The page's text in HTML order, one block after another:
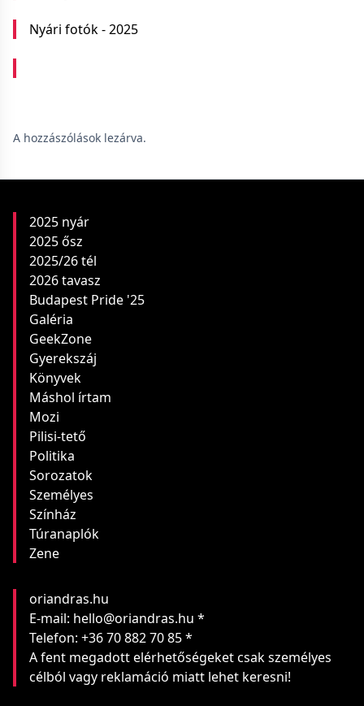
Nyári fotók - 2025
A hozzászólások lezárva.
2025 nyár
2025 ősz
2025/26 tél
2026 tavasz
Budapest Pride '25
Galéria
GeekZone
Gyerekszáj
Könyvek
Máshol írtam
Mozi
Pilisi-tető
Politika
Sorozatok
Személyes
Színház
Túranaplók
Zene
oriandras.hu
E-mail: hello@oriandras.hu *
Telefon: +36 70 882 70 85 *
A fent megadott elérhetőségeket csak személyes
célból vagy reklamáció miatt lehet keresni!